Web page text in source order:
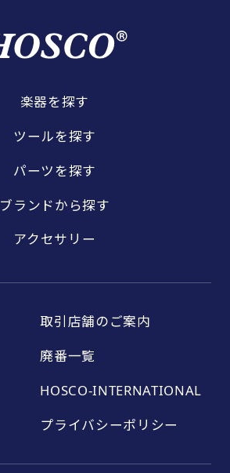
楽器を探す
ツールを探す
パーツを探す
ブランドから探す
アクセサリー
取引店舗のご案内
廃番一覧
HOSCO-INTERNATIONAL
プライバシーポリシー